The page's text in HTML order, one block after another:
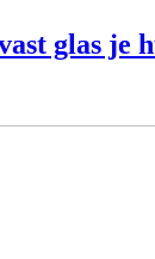
glas je